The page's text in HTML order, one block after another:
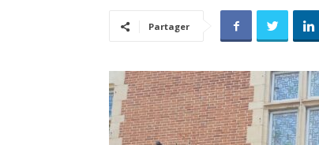
Partager